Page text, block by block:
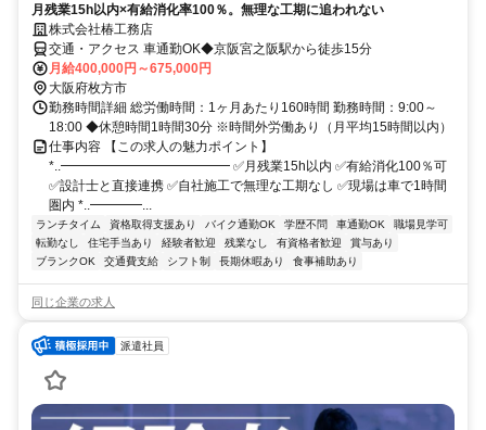
月残業15h以内×有給消化率100％。無理な工期に追われない
株式会社椿工務店
交通・アクセス 車通勤OK◆京阪宮之阪駅から徒歩15分
月給400,000円～675,000円
大阪府枚方市
勤務時間詳細 総労働時間：1ヶ月あたり160時間 勤務時間：9:00～
18:00 ◆休憩時間1時間30分 ※時間外労働あり（月平均15時間以内）
仕事内容 【この求人の魅力ポイント】
*..━━━━━━━━━━━━━ ✅月残業15h以内 ✅有給消化100％可
✅設計士と直接連携 ✅自社施工で無理な工期なし ✅現場は車で1時間
圏内 *..━━━━...
ランチタイム 資格取得支援あり バイク通勤OK 学歴不問 車通勤OK
職場見学可
転勤なし
住宅手当あり 経験者歓迎 残業なし 有資格者歓迎
賞与あり
ブランクOK
交通費支給 シフト制 長期休暇あり 食事補助あり
同じ企業の求人
派遣社員